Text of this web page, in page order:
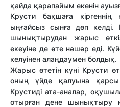
қайда қарапайым екенін
Крусти бақшаға
ыңғайсыз сынға дөп
шынықтырудан жарыс
екеуіне де өте нәшәр еді.
келуінен алаңдаумен болдық.
Жарыс өтетін күні Крусти
оның үйде қалуына
Крустиді ата-аналар,
отырған дене шынықтыру